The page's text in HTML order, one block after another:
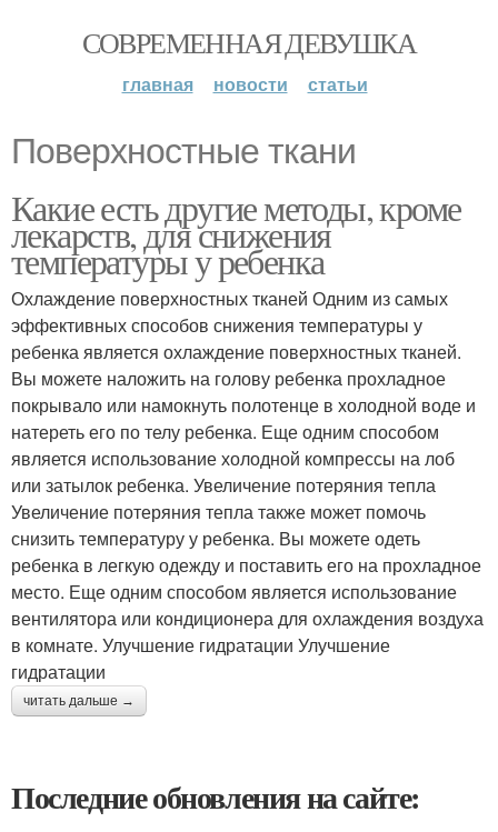
СОВРЕМЕННАЯ ДЕВУШКА
главная новости статьи
Поверхностные ткани
Какие есть другие методы, кроме
лекарств, для снижения
температуры у ребенка
Охлаждение поверхностных тканей Одним из самых
эффективных способов снижения температуры у
ребенка является охлаждение поверхностных тканей.
Вы можете наложить на голову ребенка прохладное
покрывало или намокнуть полотенце в холодной воде и
натереть его по телу ребенка. Еще одним способом
является использование холодной компрессы на лоб
или затылок ребенка. Увеличение потеряния тепла
Увеличение потеряния тепла также может помочь
снизить температуру у ребенка. Вы можете одеть
ребенка в легкую одежду и поставить его на прохладное
место. Еще одним способом является использование
вентилятора или кондиционера для охлаждения воздуха
в комнате. Улучшение гидратации Улучшение
гидратации
читать дальше →
Последние обновления на сайте: